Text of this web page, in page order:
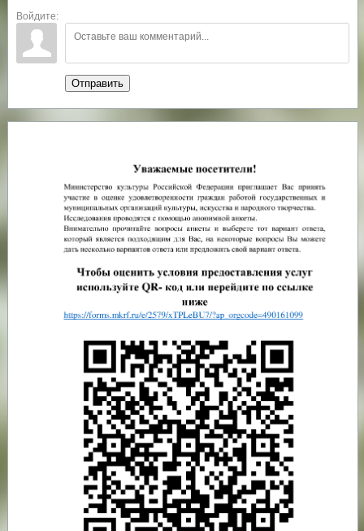
Войдите:
Отправить